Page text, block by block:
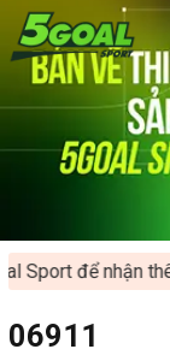
Chuyển
đến
dung
để nhận
06911